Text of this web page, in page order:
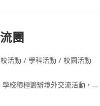
團
活動 / 學科活動 / 校園活動
校積極籌辦境外交流活動，...